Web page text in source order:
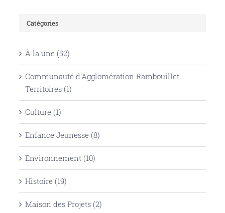
Catégories
À la une (52)
Communauté d'Agglomération Rambouillet
Territoires (1)
Culture (1)
Enfance Jeunesse (8)
Environnement (10)
Histoire (19)
Maison des Projets (2)